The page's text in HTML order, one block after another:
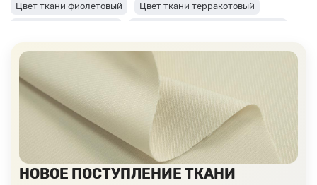
Цвет ткани фиолетовый
Цвет ткани терракотовый
Цвет ткани салатовый
Цвет ткани розовый
Ткани цвета пудра
Ткани персикового цвета
Ткани оранжевого цвета
Ткани оливкового цвета
Цвет ткани мятный
Ткани цвета айвори, молочные оттенки
Ткани лимонного цвета
Ткани красного цвета разных оттенков
НОВОЕ ПОСТУПЛЕНИЕ ТКАНИ